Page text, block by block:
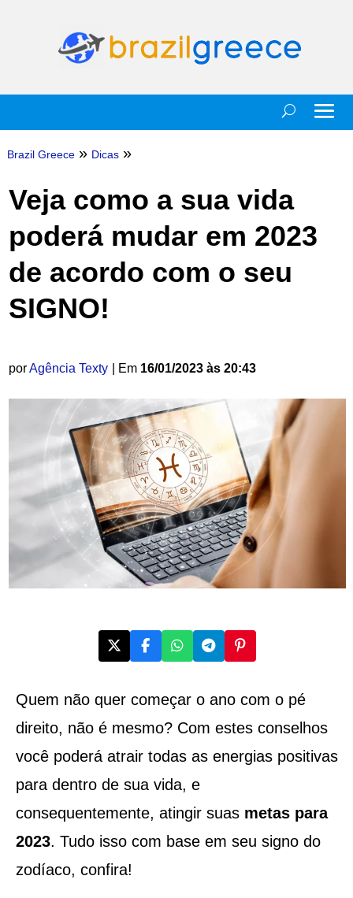
Brazil Greece » Dicas »
Veja como a sua vida
poderá mudar em 2023
de acordo com o seu
SIGNO!
porAgência Texty | Em 16/01/2023 às 20:43
Quem não quer começar o ano com o pé
direito, não é mesmo? Com estes conselhos
você poderá atrair todas as energias positivas
para dentro de sua vida, e
consequentemente, atingir suas metas para
2023. Tudo isso com base em seu signo do
zodíaco, confira!